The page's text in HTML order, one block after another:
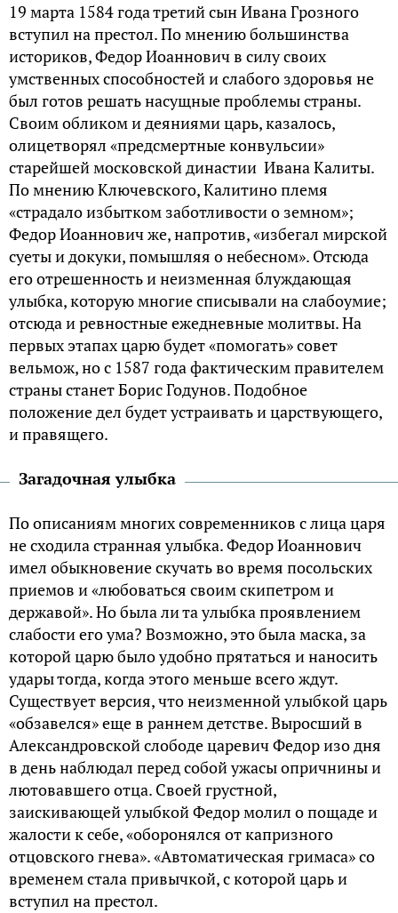
19 марта 1584 года третий сын Ивана Грозного
вступил на престол. По мнению большинства
историков, Федор Иоаннович в силу своих
умственных способностей и слабого здоровья не
был готов решать насущные проблемы страны.
Своим обликом и деяниями царь, казалось,
олицетворял «предсмертные конвульсии»
старейшей московской династии Ивана Калиты.
По мнению Ключевского, Калитино племя
«страдало избытком заботливости о земном»;
Федор Иоаннович же, напротив, «избегал мирской
суеты и докуки, помышляя о небесном». Отсюда
его отрешенность и неизменная блуждающая
улыбка, которую многие списывали на слабоумие;
отсюда и ревностные ежедневные молитвы. На
первых этапах царю будет «помогать» совет
вельмож, но с 1587 года фактическим правителем
страны станет Борис Годунов. Подобное
положение дел будет устраивать и царствующего,
и правящего.
Загадочная улыбка
По описаниям многих современников с лица царя
не сходила странная улыбка. Федор Иоаннович
имел обыкновение скучать во время посольских
приемов и «любоваться своим скипетром и
державой». Но была ли та улыбка проявлением
слабости его ума? Возможно, это была маска, за
которой царю было удобно прятаться и наносить
удары тогда, когда этого меньше всего ждут.
Существует версия, что неизменной улыбкой царь
«обзавелся» еще в раннем детстве. Выросший в
Александровской слободе царевич Федор изо дня
в день наблюдал перед собой ужасы опричнины и
лютовавшего отца. Своей грустной,
заискивающей улыбкой Федор молил о пощаде и
жалости к себе, «оборонялся от капризного
отцовского гнева». «Автоматическая гримаса» со
временем стала привычкой, с которой царь и
вступил на престол.